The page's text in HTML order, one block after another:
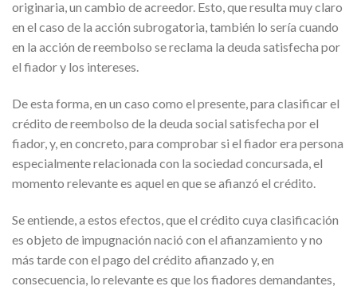
originaria, un cambio de acreedor. Esto, que resulta muy claro
en el caso de la acción subrogatoria, también lo sería cuando
en la acción de reembolso se reclama la deuda satisfecha por
el fiador y los intereses.
De esta forma, en un caso como el presente, para clasificar el
crédito de reembolso de la deuda social satisfecha por el
fiador, y, en concreto, para comprobar si el fiador era persona
especialmente relacionada con la sociedad concursada, el
momento relevante es aquel en que se afianzó el crédito.
Se entiende, a estos efectos, que el crédito cuya clasificación
es objeto de impugnación nació con el afianzamiento y no
más tarde con el pago del crédito afianzado y, en
consecuencia, lo relevante es que los fiadores demandantes,